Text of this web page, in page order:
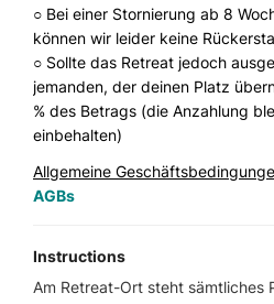
○ Bei einer Stornierung ab 8
können wir leider keine
○ Sollte das Retreat jedoch
jemanden, der deinen Platz
% des Betrags (die Anzahlung
einbehalten)
Allgemeine
AGBs
Instructions
Am Retreat-Ort steht sämtliches